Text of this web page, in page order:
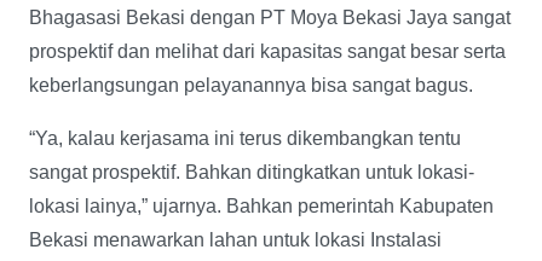
Bhagasasi Bekasi dengan PT Moya Bekasi Jaya sangat
prospektif dan melihat dari kapasitas sangat besar serta
keberlangsungan pelayanannya bisa sangat bagus.
“Ya, kalau kerjasama ini terus dikembangkan tentu
sangat prospektif. Bahkan ditingkatkan untuk lokasi-
lokasi lainya,” ujarnya. Bahkan pemerintah Kabupaten
Bekasi menawarkan lahan untuk lokasi Instalasi